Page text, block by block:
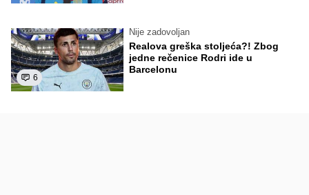
6
Nije zadovoljan
Realova greška stoljeća?! Zbog
jedne rečenice Rodri ide u
Barcelonu